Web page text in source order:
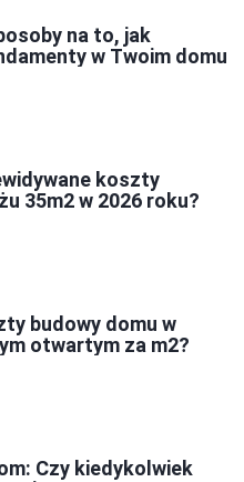
na to, jak
w Twoim domu
koszty
35m2 w 2026 roku?
budowy domu w
otwartym za m2?
Czy kiedykolwiek